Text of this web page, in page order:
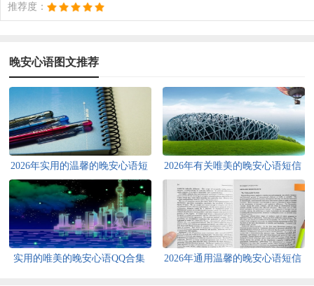
推荐度：
晚安心语图文推荐
2026年实用的温馨的晚安心语短
信大汇总60句
2026年有关唯美的晚安心语短信
35句
实用的唯美的晚安心语QQ合集
2026年通用温馨的晚安心语短信